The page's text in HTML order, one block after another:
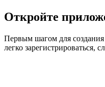
Откройте
Первым шагом для создания
легко зарегистрироваться,